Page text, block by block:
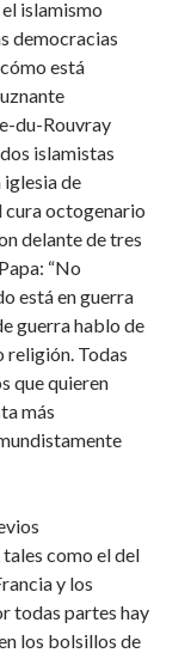
islamismo
democracias
está
du-Rouvray
islamistas
iglesia de
cura octogenario
delante de tres
“No
está en guerra
guerra hablo de
religión. Todas
que quieren
más
como el del
y los
todas partes hay
los bolsillos de